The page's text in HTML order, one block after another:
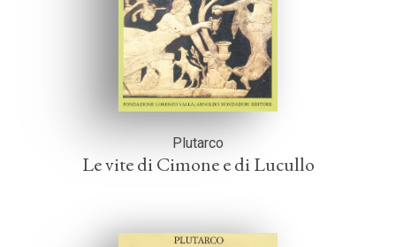
Plutarco
Le vite di Cimone e di Lucullo